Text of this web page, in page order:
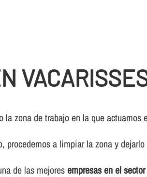
la zona de trabajo en la que
procedemos a limpiar la zona y
de las mejoresempresas en el